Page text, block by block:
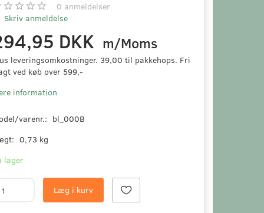
0 anmeldelser
Skriv anmeldelse
DKK m/Moms
leveringsomkostninger. 39,00 til pakkehops. Fri
ved køb over 599,-
information
varenr.: bl_000B
0,73 kg
lager
Læg i kurv